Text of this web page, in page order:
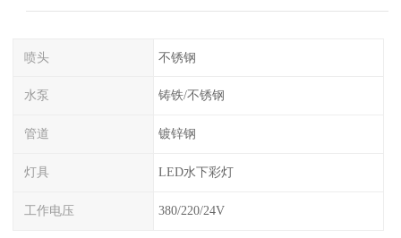
喷头 不锈钢
水泵 铸铁/不锈钢
管道 镀锌钢
灯具 LED水下彩灯
工作电压 380/220/24V